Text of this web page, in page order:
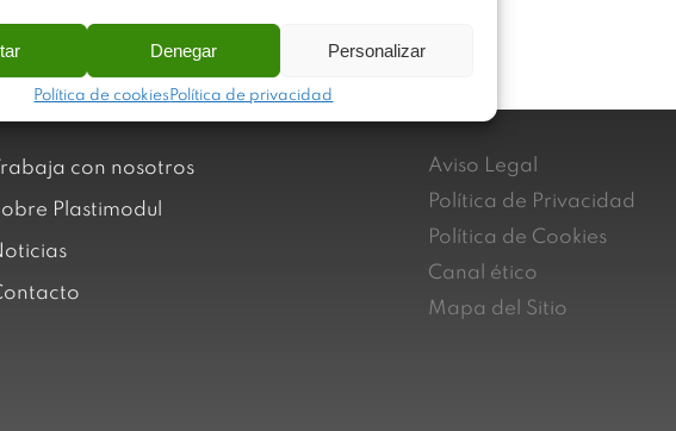
Denegar Personalizar
Política de cookies Política de privacidad
Trabaja con nosotros
Plastimodul
Aviso Legal
Política de Privacidad
Política de Cookies
Canal ético
Mapa del Sitio